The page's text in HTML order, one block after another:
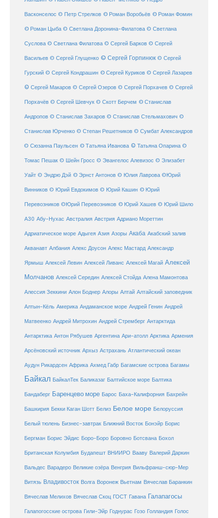
Васконселос © Петр Стрелков © Роман Воробьёв © Роман Фомин
© Роман Цыба © Светлана Доронина-Филатова © Светлана
Суслова © Светлана Филатова © Сергей Барков © Сергей
Васильев © Сергей Глущенко © Сергей Горпинюк © Сергей
Гурский © Сергей Кондрашин © Сергей Куриков © Сергей Лазарев
© Сергей Макаров © Сергей Озеров © Сергей Порхачев © Сергей
Порхачёв © Сергей Шевчук © Скотт Берчем © Станислав
Андропов © Станислав Захаров © Станислав Стельмахович ©
Станислав Юрченко © Степан Решетников © Сумбат Александров
© Сюзанна Паульсен © Татьяна Иванова © Татьяна Опарина ©
Томас Пешак © Шейн Гросс © Эвангелос Алевизос © Элизабет
Уайт © Эндрю Дэй © Эрнст Антонов © Юлия Лаврова ©Юрий
Винников © Юрий Евдокимов © Юрий Кашин © Юрий
Перевозников ©Юрий Перевозников © Юрий Хашев © Юрий Шило
А30 Абу-Нухас Австралия Австрия Адриано Мореттин
Адриатическое море Адыгея Азия Азоры Акаба Акабский залив
Акванавт Албания Алекс Доусон Алекс Мастард Александр
Ярмыш Алексей Левин Алексей Ливанс Алексей Магай Алексей
Молчанов Алексей Середин Алексей Стойда Алена Мамонтова
Алессия Зеккини Алон Боднер Алоры Алтай Алтайский заповедник
Алтын-Кёль Америка Андаманское море Андрей Генин Андрей
Матвеенко Андрей Митрохин Андрей Стремберг Антарктида
Антарктика Антон Рябушев Аргентина Ари-атолл Арктика Армения
Арсёновский источник Архыз Астрахань Атлантический океан
Аудун Рикардсен Африка Ахмед Габр Багамские острова Багамы
Байкал БайкалТек Баликазаг Балтийское море Балтика
Бандаберг Баренцево море Барос Баха-Калифорния Бахрейн
Башкирия Бекки Каган Шотт Белиз Белое море Белоруссия
Белый тюлень Бизнес-завтрак Ближний Восток Бонэйр Борис
Бергман Борис Эйдис Боро-Боро Боровно Ботсвана Бохол
Британская Колумбия Будапешт ВНИИРО Вааву Валерий Даркин
Вальдес Варадеро Великие озёра Венгрия Вильфранш-сюр-Мер
Витязь Владивосток Волга Воронеж Вьетнам Вячеслав Баранкин
Вячеслав Мелихов Вячеслав Скоц ГОСТ Гавана Галапагосы
Галапогосские острова Гили-Эйр Годнурас Гозо Голландия Голос